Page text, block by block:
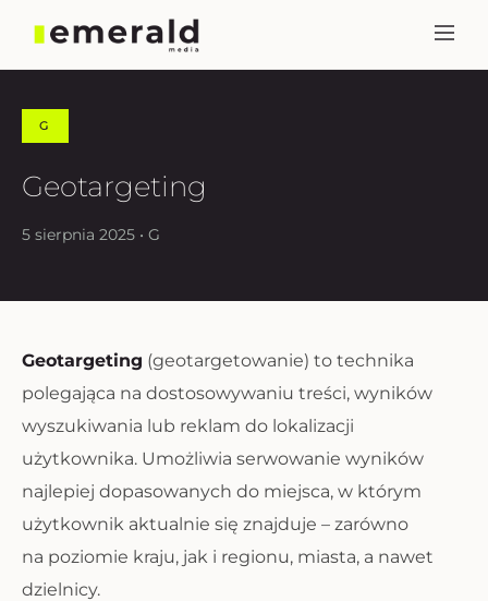
G
Geotargeting
5 sierpnia 2025 • G
Geotargeting (geotargetowanie) to technika
polegająca na dostosowywaniu treści, wyników
wyszukiwania lub reklam do lokalizacji
użytkownika. Umożliwia serwowanie wyników
najlepiej dopasowanych do miejsca, w którym
użytkownik aktualnie się znajduje – zarówno
na poziomie kraju, jak i regionu, miasta, a nawet
dzielnicy.